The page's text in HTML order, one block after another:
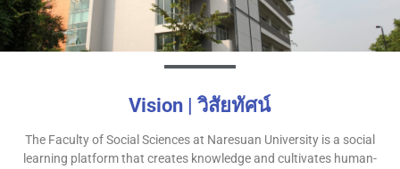
Vision | วิสัยทัศน์
The Faculty of Social Sciences at Naresuan University is a social
learning platform that creates knowledge and cultivates human-